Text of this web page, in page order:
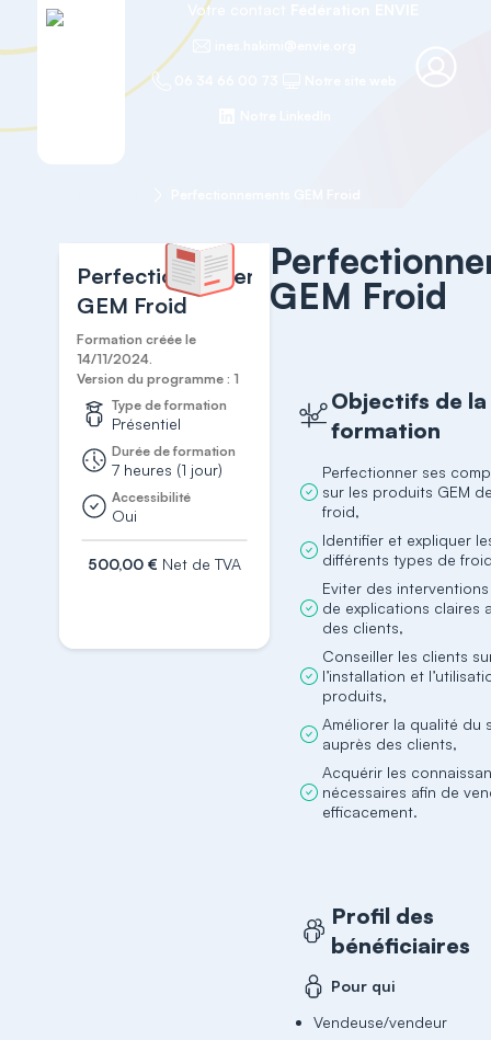
Votre contact
Perfectionnements
GEM Froid
Formation créée le
14/11/2024.
Version du programme : 1
Type de formation
Présentiel
Durée de formation
7 heures (1 jour)
Accessibilité
Oui
500,00 € Net de TVA
GEM Froid
Objectifs de la
formation
Perfectionner ses
sur les produits GEM
froid,
Identifier et expliquer
différents types de
Eviter des interventions
de explications claires
des clients,
Conseiller les clients
l’installation et
produits,
Améliorer la qualité du
auprès des clients,
Acquérir les
nécessaires afin de
efficacement.
Profil des
bénéficiaires
Pour qui
Vendeuse/vendeur